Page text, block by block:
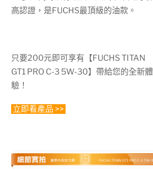
高認證，是FUCHS最頂級的油款。
只要200元即可享有【FUCHS TITAN
GT1 PRO C-3 5W-30】帶給您的全新體
驗！
立即看產品 >>